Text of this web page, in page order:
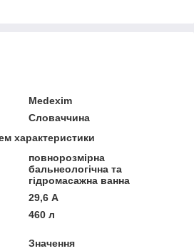
Medexim
Словаччина
характеристики
повнорозмірна
бальнеологічна та
гідромасажна ванна
29,6 А
460 л
Значення